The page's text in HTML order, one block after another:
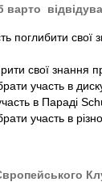
варто
поглибити
свої знання
участь в
в Параді
участь в